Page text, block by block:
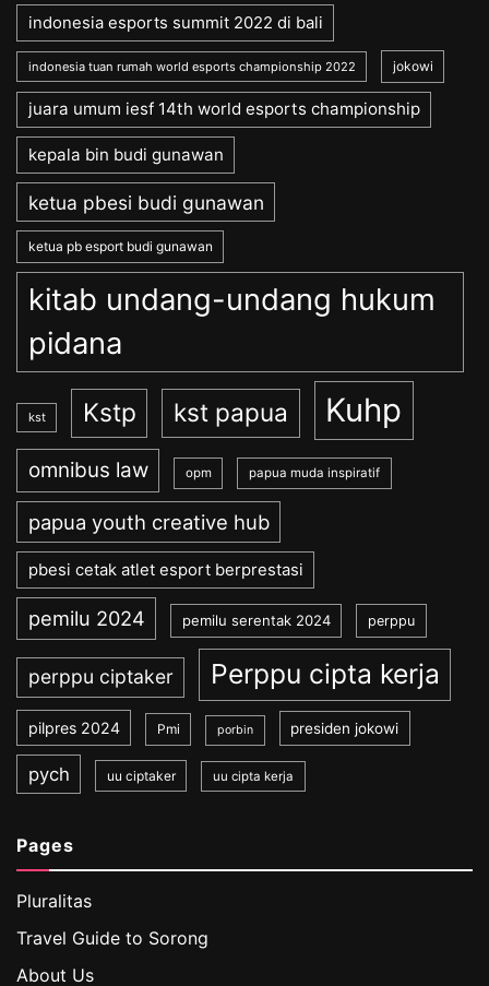
indonesia esports summit 2022 di bali
indonesia tuan rumah world esports championship 2022 jokowi
juara umum iesf 14th world esports championship
kepala bin budi gunawan
ketua pbesi budi gunawan
ketua pb esport budi gunawan
kitab undang-undang hukum
pidana
kst Kstp kst papua Kuhp
omnibus law opm papua muda inspiratif
papua youth creative hub
pbesi cetak atlet esport berprestasi
pemilu 2024 pemilu serentak 2024 perppu
perppu ciptaker Perppu cipta kerja
pilpres 2024 Pmi porbin presiden jokowi
pych uu ciptaker uu cipta kerja
Pages
Pluralitas
Travel Guide to Sorong
About Us